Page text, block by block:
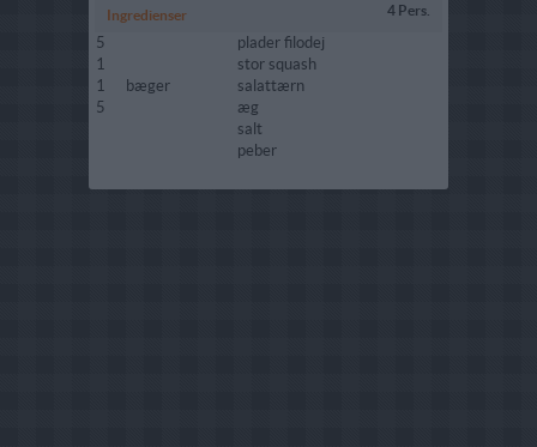
Ingredienser 4 Pers.
5
plader filodej
1
stor squash
1
bæger
salattærn
5
æg
salt
peber